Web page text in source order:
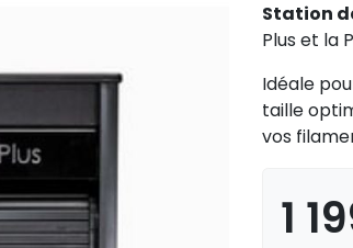
Station
Plus et la
Idéale
taille
vos
1